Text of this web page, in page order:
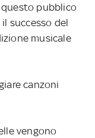
questo pubblico
successo del
musicale
canzoni
vengono